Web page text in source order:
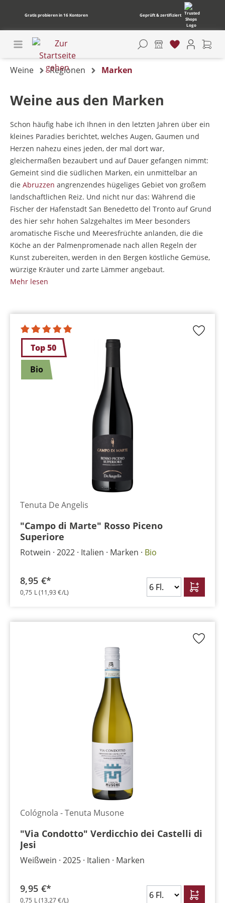
Gratis probieren in 16 Kontoren Geprüft & zertifiziert
Weine Regionen Marken
Weine aus den Marken
Schon häufig habe ich Ihnen in den letzten Jahren über ein
kleines Paradies berichtet, welches Augen, Gaumen und
Herzen nahezu eines jeden, der mal dort war,
gleichermaßen bezaubert und auf Dauer gefangen nimmt:
Gemeint sind die südlichen Marken, ein unmittelbar an
die Abruzzen angrenzendes hügeliges Gebiet von großem
landschaftlichen Reiz. Und nicht nur das: Während die
Fischer der Hafenstadt San Benedetto del Tronto auf Grund
des hier sehr hohen Salzgehaltes im Meer besonders
aromatische Fische und Meeresfrüchte anlanden, die die
Köche an der Palmenpromenade nach allen Regeln der
Kunst zubereiten, werden in den Bergen köstliche Gemüse,
würzige Kräuter und zarte Lämmer angebaut.
Mehr lesen
Top 50
Bio
Tenuta De Angelis
"Campo di Marte" Rosso Piceno
Superiore
Rotwein 2022 Italien Marken Bio
8,95 €*
0,75 L(11,93 €/L)
Cológnola - Tenuta Musone
"Via Condotto" Verdicchio dei Castelli di
Jesi
Weißwein 2025 Italien Marken
9,95 €*
0,75 L(13,27 €/L)